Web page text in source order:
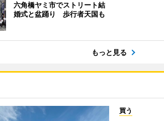
六角橋ヤミ市でストリート結
婚式と盆踊り 歩行者天国も
もっと見る
買う